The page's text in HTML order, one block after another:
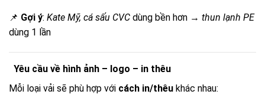
📌 Gợi ý: Kate Mỹ, cá sấu CVC dùng bền hơn → thun lạnh PE
dùng 1 lần
Yêu cầu về hình ảnh – logo – in thêu
Mỗi loại vải sẽ phù hợp với cách in/thêu khác nhau: